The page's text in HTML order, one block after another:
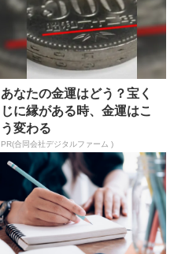
あなたの金運はどう？宝く
じに縁がある時、金運はこ
う変わる
PR(合同会社デジタルファーム )